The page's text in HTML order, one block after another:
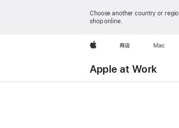
Choose another country or
shop online.
Apple 商店 Mac
Apple at Work